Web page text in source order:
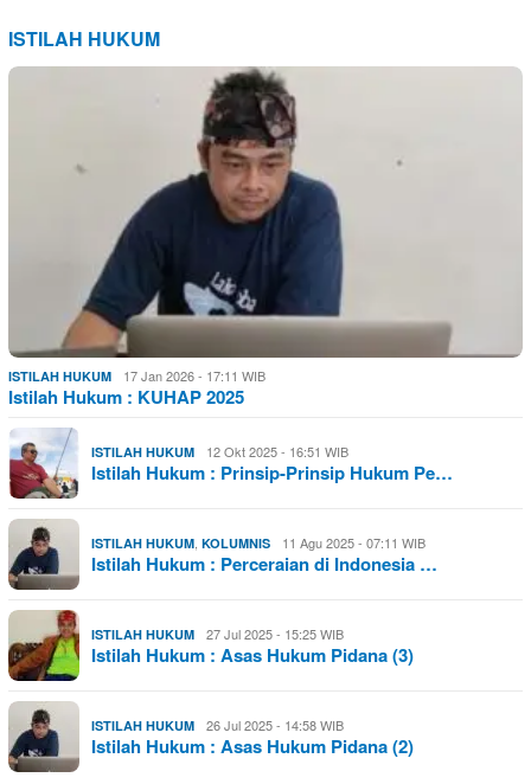
ISTILAH HUKUM
ISTILAH HUKUM 17 Jan 2026 - 17:11 WIB
Istilah Hukum : KUHAP 2025
ISTILAH HUKUM 12 Okt 2025 - 16:51 WIB
Istilah Hukum : Prinsip-Prinsip Hukum Pe…
ISTILAH HUKUM KOLUMNIS 11 Agu 2025 - 07:11 WIB
Istilah Hukum : Perceraian di Indonesia …
ISTILAH HUKUM 27 Jul 2025 - 15:25 WIB
Istilah Hukum : Asas Hukum Pidana (3)
ISTILAH HUKUM 26 Jul 2025 - 14:58 WIB
Istilah Hukum : Asas Hukum Pidana (2)